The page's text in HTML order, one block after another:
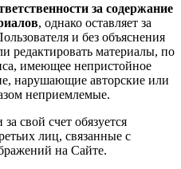
за содержание
, однако оставляет за
и без объяснения
редактировать материалы, по
имеющее непристойное
нарушающие авторские или
неприемлемые.
свой счет обязуется
лиц, связанные с
на Сайте.